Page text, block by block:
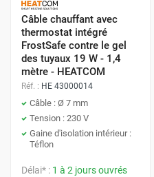
Câble chauffant avec
thermostat intégré
FrostSafe contre le gel
des tuyaux 19 W - 1,4
mètre - HEATCOM
Réf. : HE 43000014
Câble : Ø 7 mm
Tension : 230 V
Gaine d'isolation intérieur :
Téflon
Délai* : 1 à 2 jours ouvrés